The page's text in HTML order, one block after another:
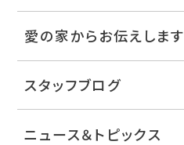
愛の家からお伝えします
スタッフブログ
ニュース＆トピックス